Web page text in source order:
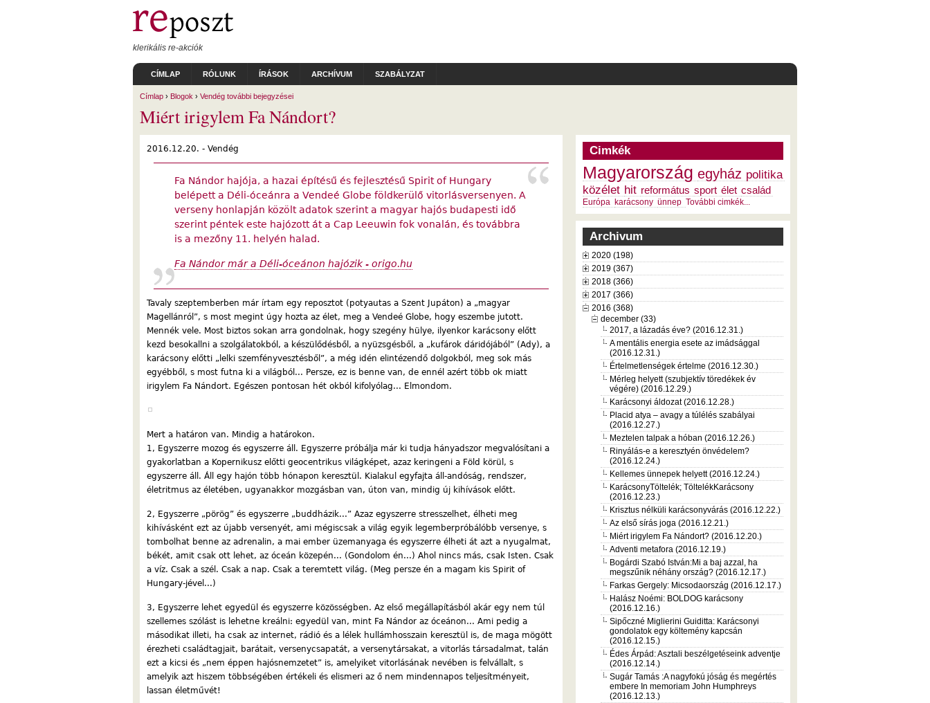
klerikális re-akciók
CÍMLAP RÓLUNK ÍRÁSOK ARCHÍVUM SZABÁLYZAT
Címlap › Blogok › Vendég további bejegyzései
Miért irigylem Fa Nándort?
2016.12.20. - Vendég
Fa Nándor hajója, a hazai építésű és fejlesztésű Spirit of Hungary
belépett a Déli-óceánra a Vendeé Globe földkerülő vitorlásversenyen. A
verseny honlapján közölt adatok szerint a magyar hajós budapesti idő
szerint péntek este hajózott át a Cap Leeuwin fok vonalán, és továbbra
is a mezőny 11. helyén halad.
Fa Nándor már a Déli-óceánon hajózik - origo.hu
Tavaly szeptemberben már írtam egy reposztot (potyautas a Szent Jupáton) a „magyar
Magellánról”, s most megint úgy hozta az élet, meg a Vendeé Globe, hogy eszembe jutott.
Mennék vele. Most biztos sokan arra gondolnak, hogy szegény hülye, ilyenkor karácsony előtt
kezd besokallni a szolgálatokból, a készülődésből, a nyüzsgésből, a „kufárok dáridójából” (Ady), a
karácsony előtti „lelki szemfényvesztésből”, a még idén elintézendő dolgokból, meg sok más
egyébből, s most futna ki a világból... Persze, ez is benne van, de ennél azért több ok miatt
irigylem Fa Nándort. Egészen pontosan hét okból kifolyólag... Elmondom.
Mert a határon van. Mindig a határokon.
1, Egyszerre mozog és egyszerre áll. Egyszerre próbálja már ki tudja hányadszor megvalósítani a
gyakorlatban a Kopernikusz előtti geocentrikus világképet, azaz keringeni a Föld körül, s
egyszerre áll. Áll egy hajón több hónapon keresztül. Kialakul egyfajta áll-andóság, rendszer,
életritmus az életében, ugyanakkor mozgásban van, úton van, mindig új kihívások előtt.
2, Egyszerre „pörög” és egyszerre „buddházik...” Azaz egyszerre stresszelhet, élheti meg
kihívásként ezt az újabb versenyét, ami mégiscsak a világ egyik legemberpróbálóbb versenye, s
tombolhat benne az adrenalin, a mai ember üzemanyaga és egyszerre élheti át azt a nyugalmat,
békét, amit csak ott lehet, az óceán közepén... (Gondolom én...) Ahol nincs más, csak Isten. Csak
a víz. Csak a szél. Csak a nap. Csak a teremtett világ. (Meg persze én a magam kis Spirit of
Hungary-jével...)
3, Egyszerre lehet egyedül és egyszerre közösségben. Az első megállapításból akár egy nem túl
szellemes szólást is lehetne kreálni: egyedül van, mint Fa Nándor az óceánon... Ami pedig a
másodikat illeti, ha csak az internet, rádió és a lélek hullámhosszain keresztül is, de maga mögött
érezheti családtagjait, barátait, versenycsapatát, a versenytársakat, a vitorlás társadalmat, talán
ezt a kicsi és „nem éppen hajósnemzetet” is, amelyiket vitorlásának nevében is felvállalt, s
amelyik azt hiszem többségében értékeli és elismeri az ő nem mindennapos teljesítményeit,
lassan életművét!
Cimkék
Magyarország egyház politika
közélet hit református sport élet család
Európa karácsony ünnep További cimkék...
Archivum
2020 (198)
2019 (367)
2018 (366)
2017 (366)
2016 (368)
december (33)
2017, a lázadás éve? (2016.12.31.)
A mentális energia esete az imádsággal
(2016.12.31.)
Értelmetlenségek értelme (2016.12.30.)
Mérleg helyett (szubjektív töredékek év
végére) (2016.12.29.)
Karácsonyi áldozat (2016.12.28.)
Placid atya – avagy a túlélés szabályai
(2016.12.27.)
Meztelen talpak a hóban (2016.12.26.)
Rinyálás-e a keresztyén önvédelem?
(2016.12.24.)
Kellemes ünnepek helyett (2016.12.24.)
KarácsonyTöltelék; TöltelékKarácsony
(2016.12.23.)
Krisztus nélküli karácsonyvárás (2016.12.22.)
Az első sírás joga (2016.12.21.)
Miért irigylem Fa Nándort? (2016.12.20.)
Adventi metafora (2016.12.19.)
Bogárdi Szabó István:Mi a baj azzal, ha
megszűnik néhány ország? (2016.12.17.)
Farkas Gergely: Micsodaország (2016.12.17.)
Halász Noémi: BOLDOG karácsony
(2016.12.16.)
Sipőczné Miglierini Guiditta: Karácsonyi
gondolatok egy költemény kapcsán
(2016.12.15.)
Édes Árpád: Asztali beszélgetéseink adventje
(2016.12.14.)
Sugár Tamás :A nagyfokú jóság és megértés
embere In memoriam John Humphreys
(2016.12.13.)